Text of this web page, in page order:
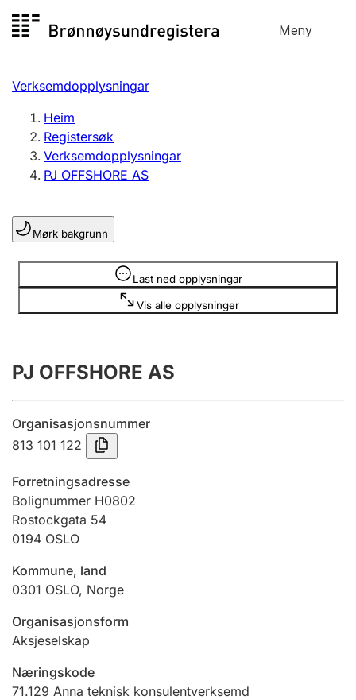
til
Meny
Registersøk
Aksjeselskap
Enkeltpersonføretak
Registrere, endre, slette
Lag og foreining
Registrere, endre, slette
Årsrekneskap
Innsending og forseinkingsgebyr
Tinglysing
Jeger
Betaling og jegeravgiftskort
Ektepaktrettleiaren
Verksemdopplysningar
Heim
Registersøk
Verksemdopplysningar
PJ OFFSHORE AS
Mørk bakgrunn
Last ned opplysningar
Vis alle opplysninger
Opplysninger er skjult
PJ OFFSHORE AS
Organisasjonsnummer
813 101 122
Forretningsadresse
Bolignummer H0802
Rostockgata 54
0194 OSLO
Kommune, land
0301 OSLO, Norge
Organisasjonsform
Aksjeselskap
Næringskode
71.129 Anna teknisk konsulentverksemd